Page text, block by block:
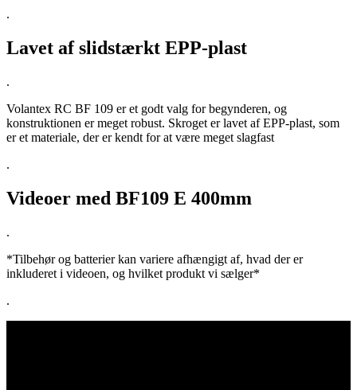
.
Lavet af slidstærkt EPP-plast
.
Volantex RC BF 109 er et godt valg for begynderen, og
konstruktionen er meget robust. Skroget er lavet af EPP-plast, som
er et materiale, der er kendt for at være meget slagfast
.
Videoer med BF109 E 400mm
.
*Tilbehør og batterier kan variere afhængigt af, hvad der er
inkluderet i videoen, og hvilket produkt vi sælger*
.